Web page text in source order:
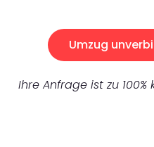
Umzug
Ihre Anfrage ist zu